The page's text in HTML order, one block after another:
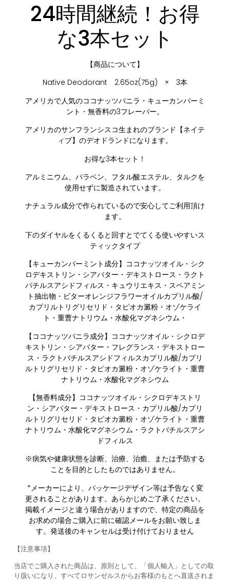
24時間継続！お得
な3本セット
【商品について】
Native Deodorant 2.65oz(75g) × 3本
アメリカで人気のココナッツバニラ・キューカンバーミ
ント・無香料の3フレーバー。
アメリカのサンフランシスコ生まれのブランド【ネイテ
ィブ】のデオドランドになります。
お得な3本セット！
アルミニウム、パラベン、フタル酸エステル、タルクを
使用せずに製造されています。
ナチュラル成分で作られているので安心してご利用頂け
ます。
下のダイヤルをくるくると回すとでてくる使いやすいス
ティックタイプ
【キューカンバーミント成分】ココナッツオイル・シク
ロデキストリン・シアバター・デキストロース・ラクト
バチルスアシドフィルス・キュウリエキス・スペアミン
ト抽出物・ビターオレンジフラワーオイルカプリル酸/
カプリルトリグリセリド・タピオカ澱粉・オゾケライ
ト・重曹ナトリウム・水酸化マグネシウム・
【ココナッツバニラ成分】ココナッツオイル・シクロデ
キストリン・シアバター・フレグランス・デキストロー
ス・ラクトバチルスアシドフィルスカプリル酸/カプリ
ルトリグリセリド・タピオカ澱粉・オゾケライト・重曹
ナトリウム・水酸化マグネシウム
【無香料成分】ココナッツオイル・シクロデキストリ
ン・シアバター・デキストロース・カプリル酸/カプリ
ルトリグリセリド・タピオカ澱粉・オゾケライト・重曹
ナトリウム・水酸化マグネシウム・ラクトバチルスアシ
ドフィルス
※病気や健康状態を診断、治療、治癒、または予防する
ことを目的としたものではありません。
*メーカーにより、パッケージデザイン等は予告なく変
更されることがあります。あらかじめご了承ください。
掲載イメージと違う場合がありますので、特定の商品を
お求めの場合ご購入に前に確認メールをお願い致しま
す。発送後のキャンセルは受け付けておりません
【注意事項】
当店でご購入された商品は、原則として、「個人輸入」としての取
り扱いになり、すべてロサンゼルスからお客様のもとへ直送されま